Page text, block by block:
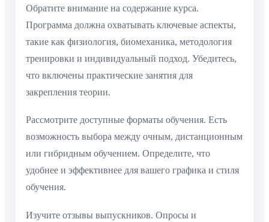
Обратите внимание на содержание курса.
Программа должна охватывать ключевые аспекты,
такие как физиология, биомеханика, методология
тренировки и индивидуальный подход. Убедитесь,
что включены практические занятия для
закрепления теории.
Рассмотрите доступные форматы обучения. Есть
возможность выбора между очным, дистанционным
или гибридным обучением. Определите, что
удобнее и эффективнее для вашего графика и стиля
обучения.
Изучите отзывы выпускников. Опросы и